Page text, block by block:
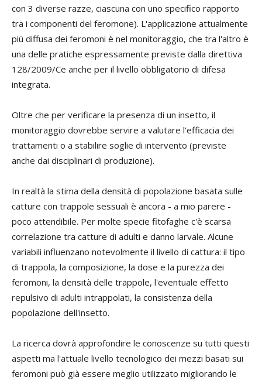
con 3 diverse razze, ciascuna con uno specifico rapporto
tra i componenti del feromone). L'applicazione attualmente
più diffusa dei feromoni è nel monitoraggio, che tra l'altro è
una delle pratiche espressamente previste dalla direttiva
128/2009/Ce anche per il livello obbligatorio di difesa
integrata.
Oltre che per verificare la presenza di un insetto, il
monitoraggio dovrebbe servire a valutare l'efficacia dei
trattamenti o a stabilire soglie di intervento (previste
anche dai disciplinari di produzione).
In realtà la stima della densità di popolazione basata sulle
catture con trappole sessuali è ancora - a mio parere -
poco attendibile. Per molte specie fitofaghe c'è scarsa
correlazione tra catture di adulti e danno larvale. Alcune
variabili influenzano notevolmente il livello di cattura: il tipo
di trappola, la composizione, la dose e la purezza dei
feromoni, la densità delle trappole, l'eventuale effetto
repulsivo di adulti intrappolati, la consistenza della
popolazione dell'insetto.
La ricerca dovrà approfondire le conoscenze su tutti questi
aspetti ma l'attuale livello tecnologico dei mezzi basati sui
feromoni può già essere meglio utilizzato migliorando le